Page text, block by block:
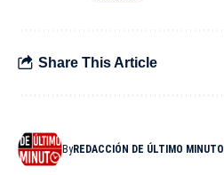
Share This Article
ByREDACCIÓN DE ÚLTIMO MINUTO